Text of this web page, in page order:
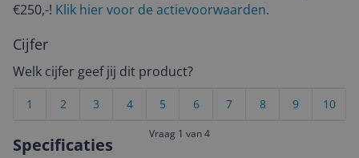
Specificaties
€250,-! Klik hier voor de actievoorwaarden.
Cijfer
Welk cijfer geef jij dit product?
10
9
8
7
6
5
4
3
2
1
Vraag 1 van 4